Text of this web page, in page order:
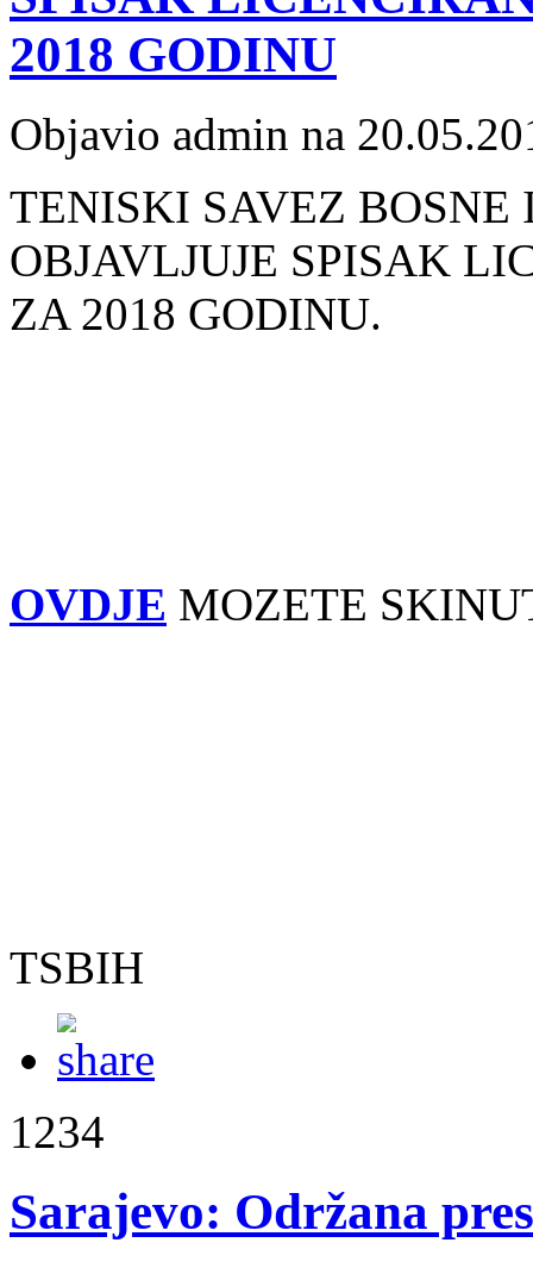
2018 GODINU
Objavio admin na
TENISKI SAVEZ BOSNE
OBJAVLJUJE SPISAK
ZA 2018 GODINU.
OVDJE MOZETE
TSBIH
1234
Sarajevo: Održana